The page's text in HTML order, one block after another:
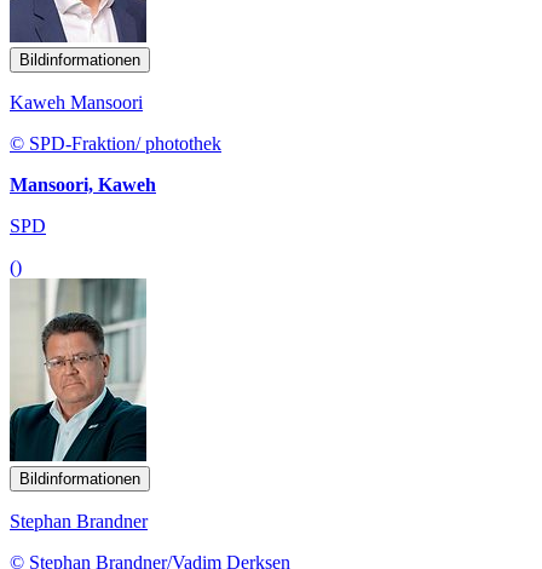
Bildinformationen
Kaweh Mansoori
© SPD-Fraktion/ photothek
Mansoori, Kaweh
SPD
()
Bildinformationen
Stephan Brandner
© Stephan Brandner/Vadim Derksen